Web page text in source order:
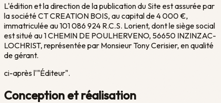
L'édition et la direction de la publication du Site est assurée par
la société CT CREATION BOIS, au capital de 4 000 €,
immatriculée au 101 086 924 R.C.S. Lorient, dont le siège social
est situé au 1 CHEMIN DE POULHERVENO, 56650 INZINZAC-
LOCHRIST, représentée par Monsieur Tony Cerisier, en qualité
de gérant.
ci-après l'"Éditeur".
Conception et réalisation